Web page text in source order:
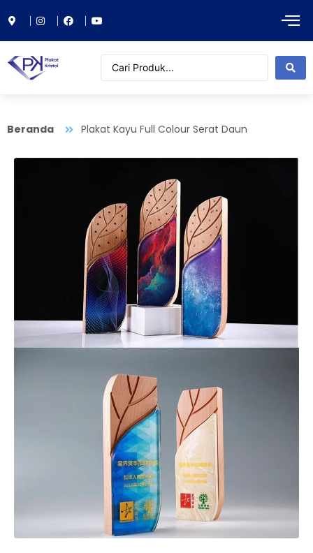
Beranda Plakat Kayu Full Colour Serat Daun